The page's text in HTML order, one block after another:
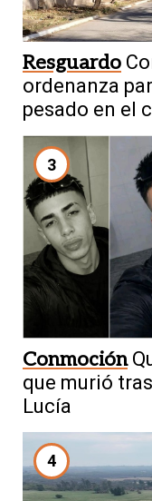
Resguardo
ordenanza
pesado en el
Tamberías
3
Conmoción
que murió
Lucía
4